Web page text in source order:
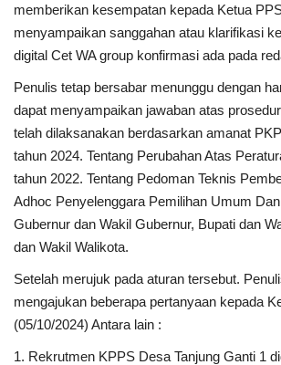
memberikan kesempatan kepada Ketua
menyampaikan sanggahan atau klarifikasi
digital Cet WA group konfirmasi ada pada
Penulis tetap bersabar menunggu dengan
dapat menyampaikan jawaban atas
telah dilaksanakan berdasarkan amanat
tahun 2024. Tentang Perubahan Atas
tahun 2022. Tentang Pedoman Teknis
Adhoc Penyelenggara Pemilihan Umum
Gubernur dan Wakil Gubernur, Bupati dan
dan Wakil Walikota.
Setelah merujuk pada aturan tersebut.
mengajukan beberapa pertanyaan kepada
(05/10/2024) Antara lain :
1. Rekrutmen KPPS Desa Tanjung Ganti 1